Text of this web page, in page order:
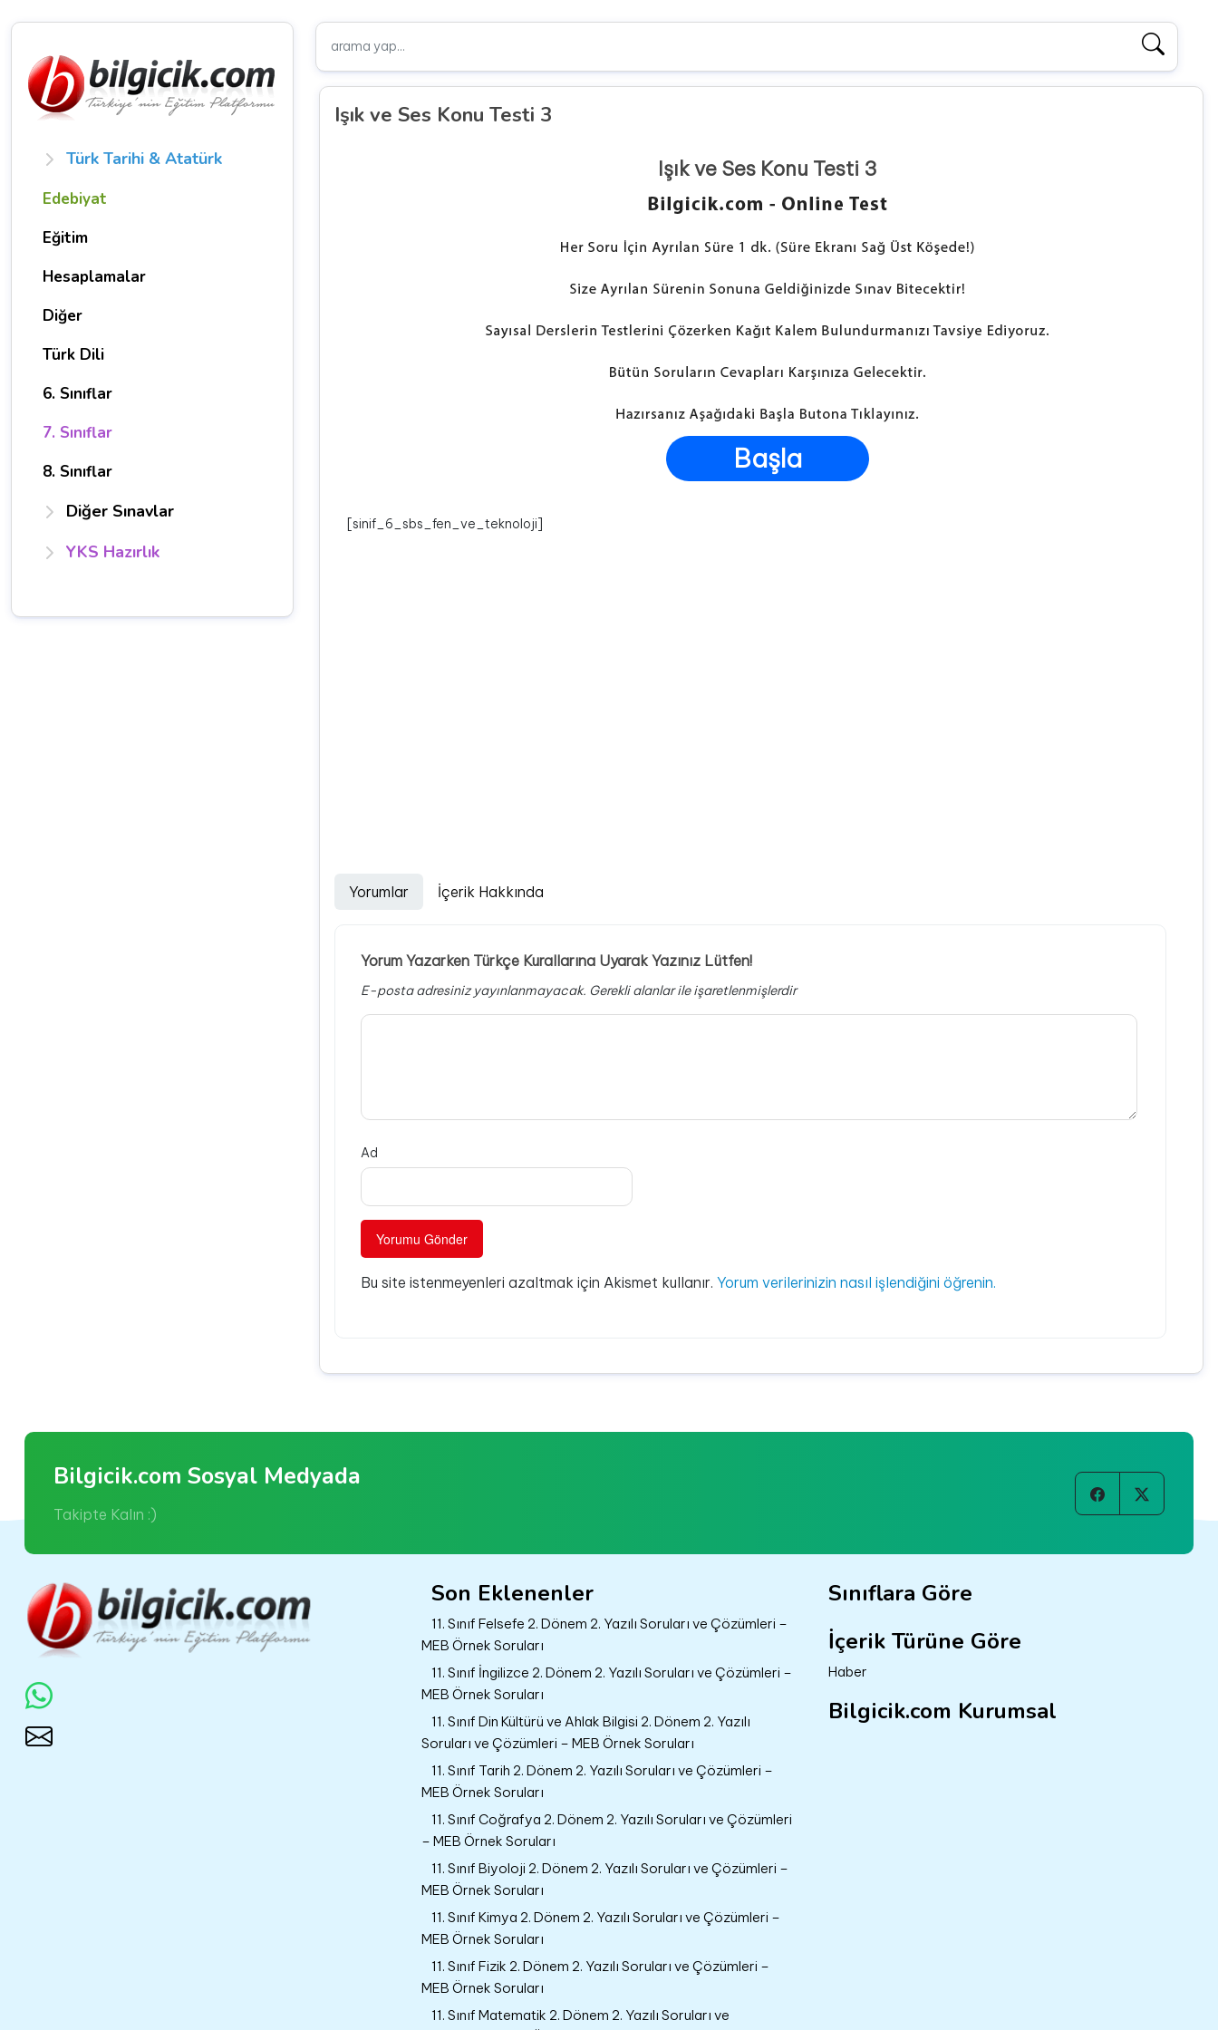
Türk Tarihi & Atatürk
Edebiyat
Eğitim
Hesaplamalar
Diğer
Türk Dili
6. Sınıflar
7. Sınıflar
8. Sınıflar
Diğer Sınavlar
YKS Hazırlık
Işık ve Ses Konu Testi 3
Işık ve Ses Konu Testi 3
Başla
[sinif_6_sbs_fen_ve_teknoloji]
Yorumlar İçerik Hakkında
Yorum Yazarken Türkçe Kurallarına Uyarak Yazınız Lütfen!
E-posta adresiniz yayınlanmayacak. Gerekli alanlarile işaretlenmişlerdir
Ad
Bu site istenmeyenleri azaltmak için Akismet kullanır. Yorum verilerinizin nasıl işlendiğini öğrenin.
Bilgicik.com Sosyal Medyada
Takipte Kalın :)
Son Eklenenler
11. Sınıf Felsefe 2. Dönem 2. Yazılı Soruları ve Çözümleri –
MEB Örnek Soruları
11. Sınıf İngilizce 2. Dönem 2. Yazılı Soruları ve Çözümleri –
MEB Örnek Soruları
11. Sınıf Din Kültürü ve Ahlak Bilgisi 2. Dönem 2. Yazılı
Soruları ve Çözümleri – MEB Örnek Soruları
11. Sınıf Tarih 2. Dönem 2. Yazılı Soruları ve Çözümleri –
MEB Örnek Soruları
11. Sınıf Coğrafya 2. Dönem 2. Yazılı Soruları ve Çözümleri
– MEB Örnek Soruları
11. Sınıf Biyoloji 2. Dönem 2. Yazılı Soruları ve Çözümleri –
MEB Örnek Soruları
11. Sınıf Kimya 2. Dönem 2. Yazılı Soruları ve Çözümleri –
MEB Örnek Soruları
11. Sınıf Fizik 2. Dönem 2. Yazılı Soruları ve Çözümleri –
MEB Örnek Soruları
11. Sınıf Matematik 2. Dönem 2. Yazılı Soruları ve
Sınıflara Göre
İçerik Türüne Göre
Haber
Bilgicik.com Kurumsal